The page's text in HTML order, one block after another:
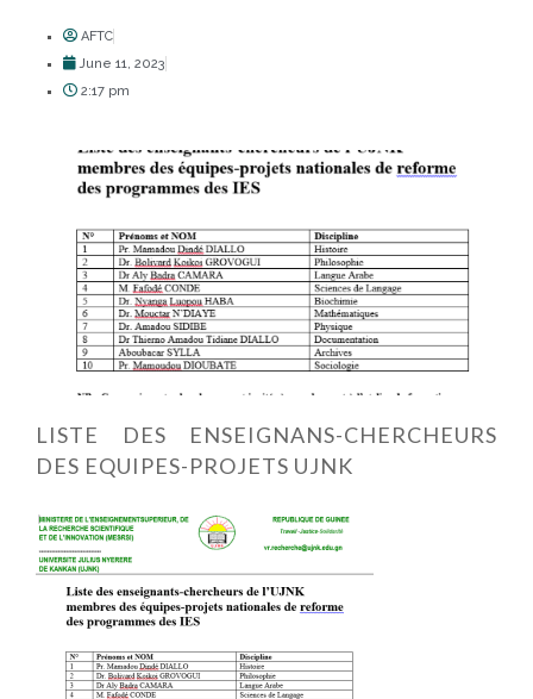
AFTC
June 11, 2023
2:17 pm
LISTE DES ENSEIGNANS-CHERCHEURS
DES EQUIPES-PROJETS UJNK